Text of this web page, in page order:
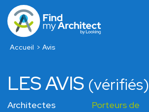
Accueil Avis
LES AVIS (vérifiés)
Architectes
Porteurs de